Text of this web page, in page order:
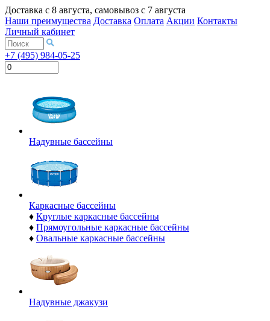
Доставка с 8 августа, самовывоз с 7 августа
Наши преимущества Доставка Оплата Акции Контакты
Личный кабинет
+7 (495) 984-05-25
Надувные бассейны
Каркасные бассейны
♦ Круглые каркасные бассейны
♦ Прямоугольные каркасные бассейны
♦ Овальные каркасные бассейны
Надувные джакузи